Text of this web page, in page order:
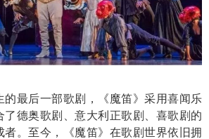
最后一部歌剧，《魔笛》采用喜闻乐
了德奥歌剧、意大利正歌剧、喜歌剧的
者。至今，《魔笛》在歌剧世界依旧拥